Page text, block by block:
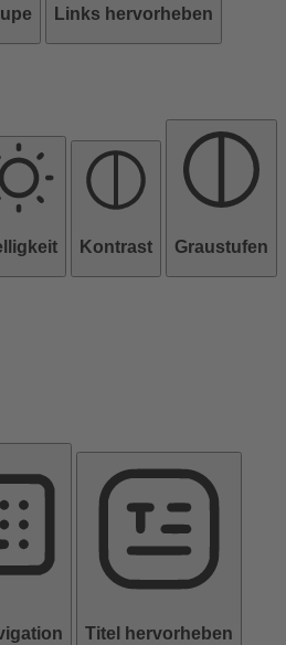
Links hervorheben
Kontrast Graustufen
Titel hervorheben